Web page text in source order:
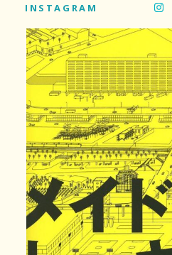
INSTAGRAM